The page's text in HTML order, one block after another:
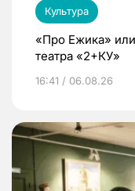
Культура
«Про Ежика»
театра «2+КУ»
16:41 / 06.08.26